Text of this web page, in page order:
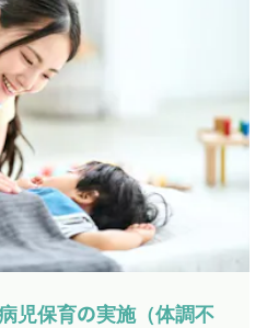
児保育の実施（体調不